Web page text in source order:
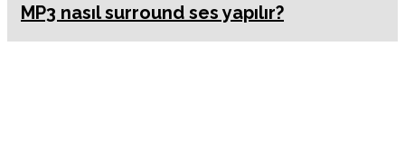
MP3 nasıl surround ses yapılır?